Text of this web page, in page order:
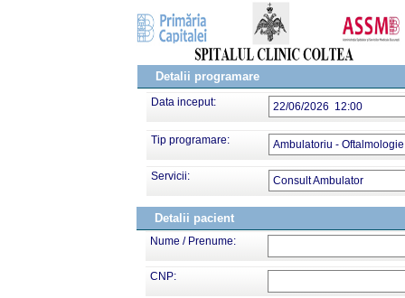
Detalii programare
Data inceput: 22/06/2026 12:00
Tip programare: Ambulatoriu -
Servicii: Consult Ambulator
Detalii pacient
Nume / Prenume:
CNP: